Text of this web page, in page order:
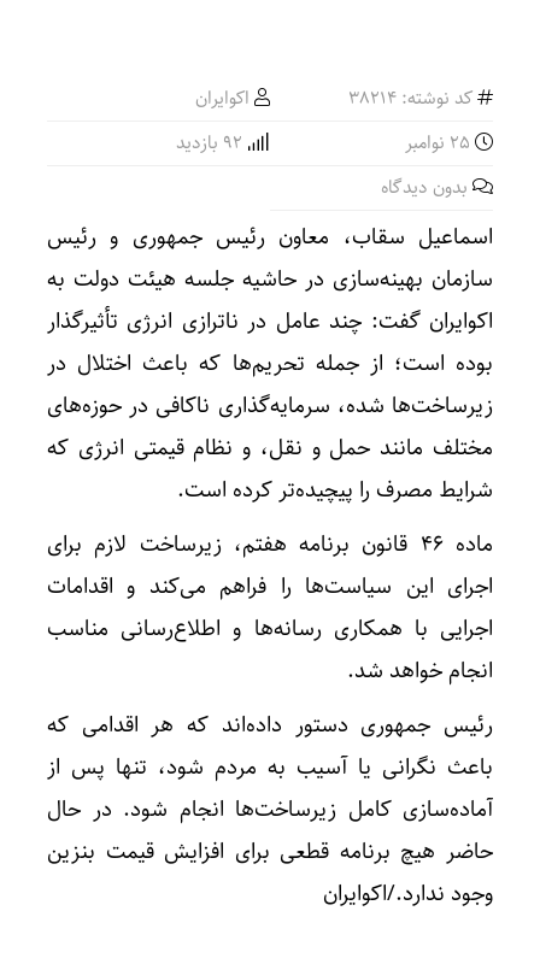
کد نوشته: 38214
اکوایران
بدون دیدگاه
اسماعیل سقاب، معاون رئیس‌ جمهوری و رئیس
سازمان بهینه‌‌سازی در حاشیه جلسه هیئت دولت به
اکوایران گفت: چند عامل در ناترازی انرژی تأثیرگذار
بوده است؛ از جمله تحریم‌ها که باعث اختلال در
زیرساخت‌ها شده، سرمایه‌گذاری ناکافی در حوزه‌های
مختلف مانند حمل و نقل، و نظام قیمتی انرژی که
شرایط مصرف را پیچیده‌تر کرده است.
ماده ۴۶ قانون برنامه هفتم، زیرساخت لازم برای
اجرای این سیاست‌ها را فراهم می‌کند و اقدامات
اجرایی با همکاری رسانه‌ها و اطلاع‌رسانی مناسب
انجام خواهد شد.
رئیس‌ جمهوری دستور داده‌اند که هر اقدامی که
باعث نگرانی یا آسیب به مردم شود، تنها پس از
آماده‌سازی کامل زیرساخت‌ها انجام شود. در حال
حاضر هیچ برنامه قطعی برای افزایش قیمت بنزین
وجود ندارد./اکوایران